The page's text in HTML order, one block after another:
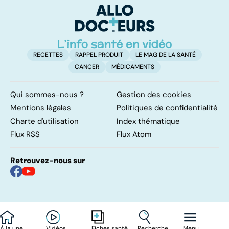
levée de
l'anonymat
RECETTES RAPPEL PRODUIT
LE MAG DE LA SANTÉ
CANCER
MÉDICAMENTS
Qui sommes-nous ?
Gestion des cookies
Mentions légales
Politiques de confidentialité
Charte d'utilisation
Index thématique
Flux RSS
Flux Atom
Retrouvez-nous sur